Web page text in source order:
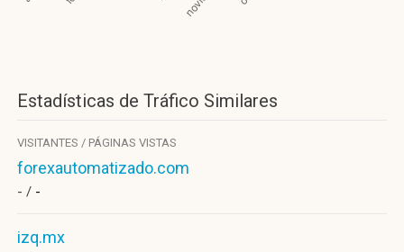
Estadísticas de Tráfico Similares
VISITANTES / PÁGINAS VISTAS
forexautomatizado.com
- / -
izq.mx